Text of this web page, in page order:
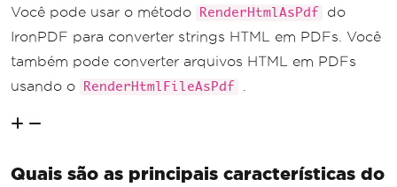
Você pode usar o método RenderHtmlAsPdf
do
IronPDF para converter strings HTML em PDFs. Você
também pode converter arquivos HTML em PDFs
usando o
RenderHtmlFileAsPdf
Quais são as principais características do